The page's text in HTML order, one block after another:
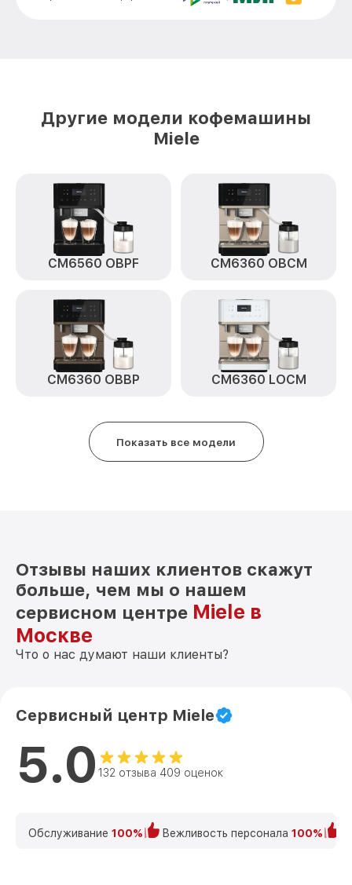
от 3000₽
Диагностика и ремонт платы
управления CVA7840 EDST/CLST Miele
Другие модели кофемашины
Miele
CM6560 OBPF CM6360 OBCM
CM6360 OBBP CM6360 LOCM
Показать все модели
Отзывы наших клиентов скажут
больше, чем мы о нашем
сервисном центре Miele в
Москве
Что о нас думают наши клиенты?
Сервисный центр Miele
5.0 132 отзыва 409 оценок
Обслуживание 100% Вежливость персонала 100%